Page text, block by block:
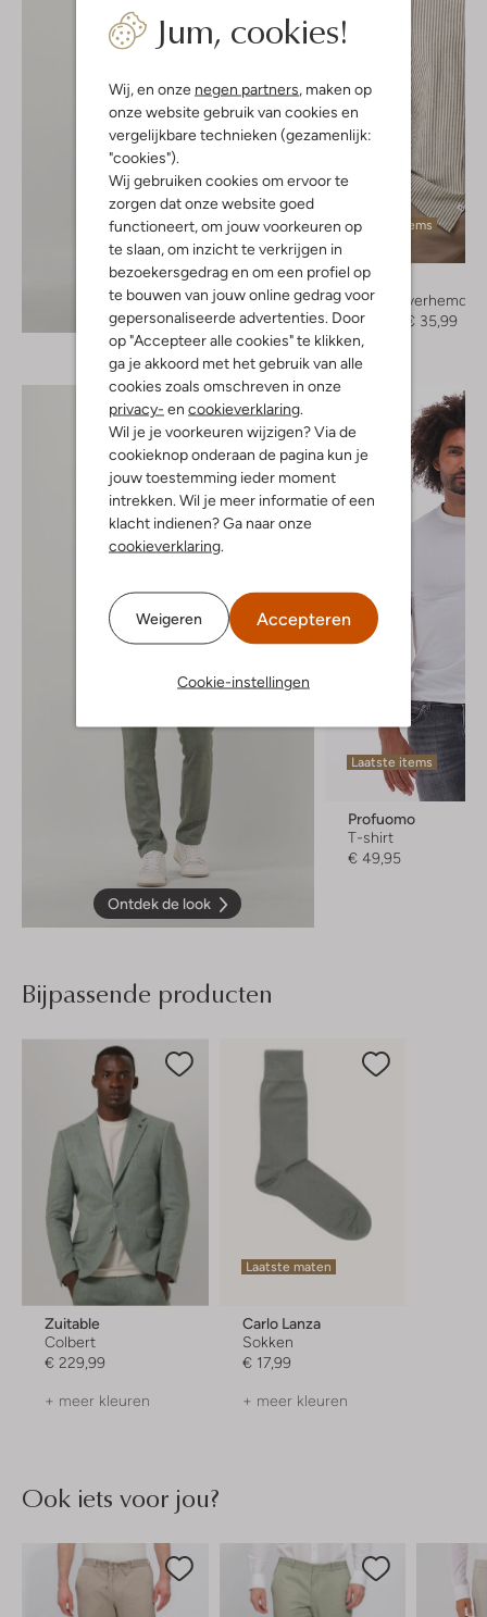
Jum, cookies!
Wij, en onze negen partners, maken op
onze website gebruik van cookies en
vergelijkbare technieken (gezamenlijk:
"cookies").
Wij gebruiken cookies om ervoor te
zorgen dat onze website goed
functioneert, om jouw voorkeuren op
te slaan, om inzicht te verkrijgen in
bezoekersgedrag en om een profiel op
te bouwen van jouw online gedrag voor
gepersonaliseerde advertenties. Door
op "Accepteer alle cookies" te klikken,
ga je akkoord met het gebruik van alle
cookies zoals omschreven in onze
privacy- en cookieverklaring.
Wil je je voorkeuren wijzigen? Via de
cookieknop onderaan de pagina kun je
jouw toestemming ieder moment
intrekken. Wil je meer informatie of een
klacht indienen? Ga naar onze
cookieverklaring.
Weigeren Accepteren
Cookie-instellingen
Ontdek de look
Laatste items
Minimum
Casual overhemd
€ 89,95
€ 35,99
Ontdek de look
Laatste items
Profuomo
T-shirt
€ 49,95
Bijpassende producten
Zuitable
Colbert
€ 229,99
+ meer kleuren
Laatste maten
Carlo Lanza
Sokken
€ 17,99
+ meer kleuren
Ook iets voor jou?